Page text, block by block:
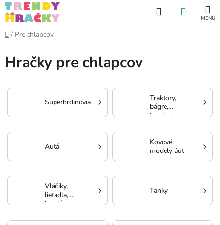
Prejsť
na
obsah
Hľadať
KOŠÍK
Domov
/ Pre chlapcov
Hračky pre chlapcov
Superhrdinovia
Traktory,
bágre,
kombajny
Autá
Kovové
modely áut
Vláčiky,
lietadla,
kamióny
Tanky